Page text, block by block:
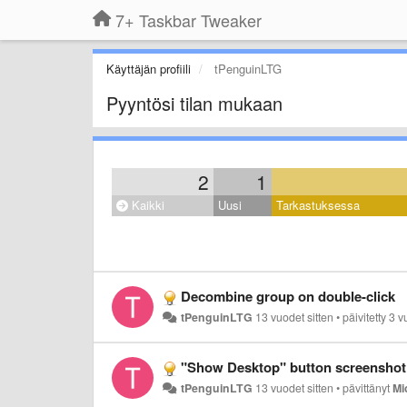
7+ Taskbar Tweaker
Käyttäjän profiili tPenguinLTG
Pyyntösi tilan mukaan
2 1
Kaikki Uusi Tarkastuksessa
Decombine group on double-click
tPenguinLTG 13 vuodet sitten •päivitetty3
"Show Desktop" button
tPenguinLTG 13 vuodet sitten •pävittänyt